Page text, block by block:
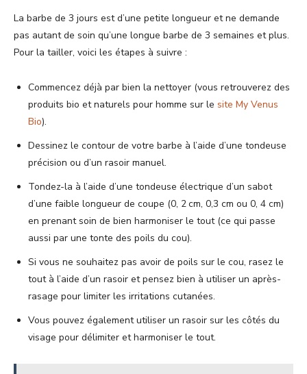
La barbe de 3 jours est d’une petite longueur et ne demande
pas autant de soin qu’une longue barbe de 3 semaines et plus.
Pour la tailler, voici les étapes à suivre :
Commencez déjà par bien la nettoyer (vous retrouverez des
produits bio et naturels pour homme sur le site My Venus
Bio).
Dessinez le contour de votre barbe à l’aide d’une tondeuse
précision ou d’un rasoir manuel.
Tondez-la à l’aide d’une tondeuse électrique d’un sabot
d’une faible longueur de coupe (0, 2 cm, 0,3 cm ou 0, 4 cm)
en prenant soin de bien harmoniser le tout (ce qui passe
aussi par une tonte des poils du cou).
Si vous ne souhaitez pas avoir de poils sur le cou, rasez le
tout à l’aide d’un rasoir et pensez bien à utiliser un après-
rasage pour limiter les irritations cutanées.
Vous pouvez également utiliser un rasoir sur les côtés du
visage pour délimiter et harmoniser le tout.